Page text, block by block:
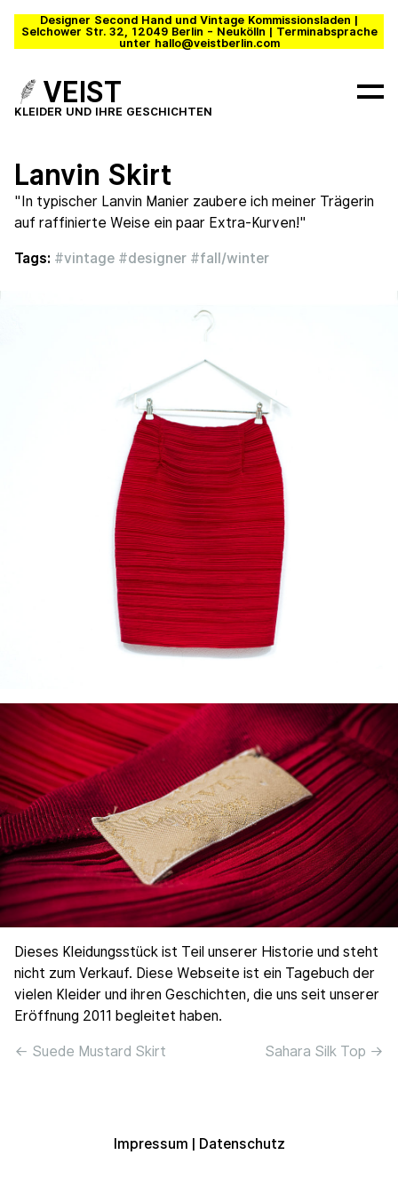
Designer Second Hand und Vintage Kommissionsladen |
Selchower Str. 32, 12049 Berlin - Neukölln | Terminabsprache
unter hallo@veistberlin.com
VEIST
KLEIDER UND IHRE GESCHICHTEN
Lanvin Skirt
"In typischer Lanvin Manier zaubere ich meiner Trägerin
auf raffinierte Weise ein paar Extra-Kurven!"
Tags: #vintage #designer #fall/winter
Dieses Kleidungsstück ist Teil unserer Historie und steht
nicht zum Verkauf. Diese Webseite ist ein Tagebuch der
vielen Kleider und ihren Geschichten, die uns seit unserer
Eröffnung 2011 begleitet haben.
← Suede Mustard Skirt Sahara Silk Top →
Impressum Datenschutz